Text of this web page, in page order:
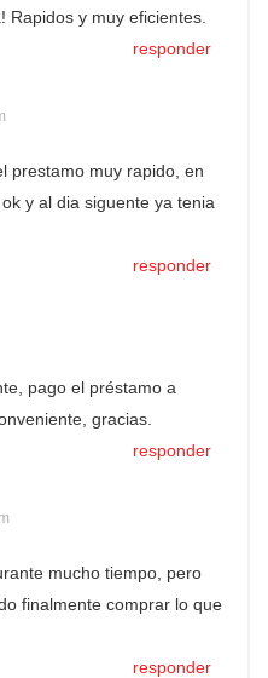
Rapidos y muy eficientes.
responder
prestamo muy rapido, en
y al dia siguente ya tenia
responder
pago el préstamo a
gracias.
responder
mucho tiempo, pero
finalmente comprar lo que
responder